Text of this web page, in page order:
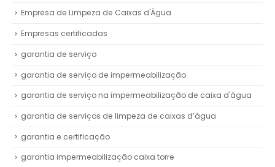
Empresa de Limpeza de Caixas d'Água
Empresas certificadas
garantia de serviço
garantia de serviço de impermeabilização
garantia de serviço na impermeabilização de caixa d'água
garantia de serviços de limpeza de caixas d’água
garantia e certificação
garantia impermeabilização caixa torre